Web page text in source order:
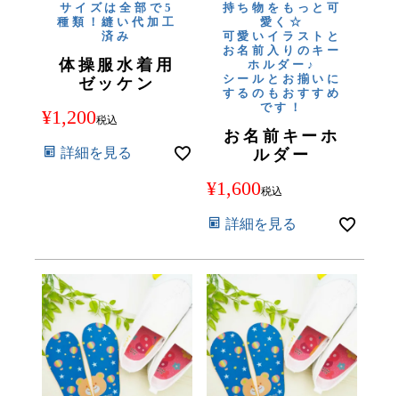
サイズは全部で5
種類！縫い代加工
済み
体操服水着用
ゼッケン
¥1,200税込
詳細を見る
持ち物をもっと可
愛く☆
可愛いイラストと
お名前入りのキー
ホルダー♪
シールとお揃いに
するのもおすすめ
です！
お名前キーホ
ルダー
¥1,600税込
詳細を見る